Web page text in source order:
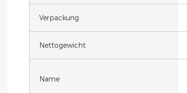
Verpackung
Nettogewicht
Name